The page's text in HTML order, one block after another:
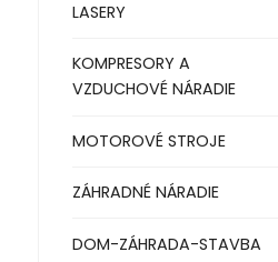
LASERY
KOMPRESORY A
VZDUCHOVÉ NÁRADIE
MOTOROVÉ STROJE
ZÁHRADNÉ NÁRADIE
DOM-ZÁHRADA-STAVBA